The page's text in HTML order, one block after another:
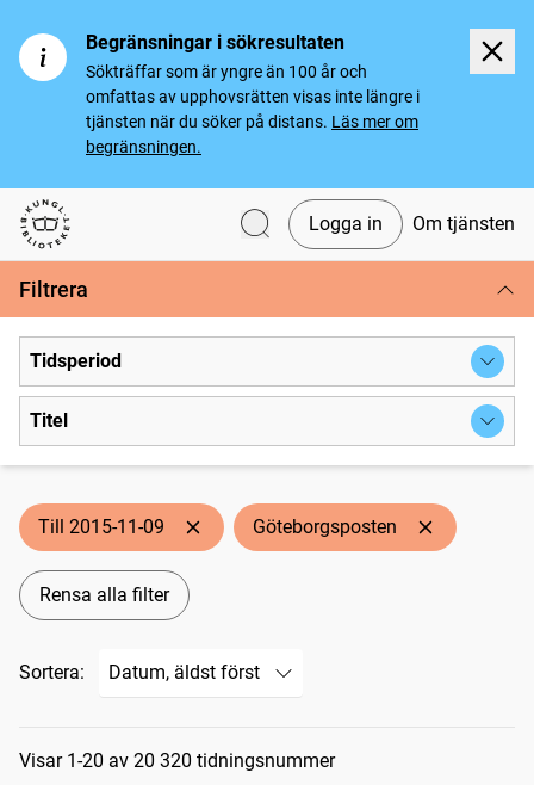
Begränsningar i sökresultaten
Sökträffar som är yngre än 100 år och
omfattas av upphovsrätten visas inte längre i
tjänsten när du söker på distans. Läs mer om
begränsningen.
Svenska tidningar
Logga in Om tjänsten
Filtrera
Tidsperiod
Titel
Till 2015-11-09 Göteborgsposten
Rensa alla filter
Sortera:
Sökresultat
Visar 1-20 av 20 320 tidningsnummer